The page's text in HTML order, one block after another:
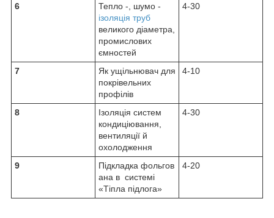
6
Тепло -, шумо -
ізоляція труб
великого діаметра,
промислових
ємностей
4-30
7
Як ущільнювач для
покрівельних
профілів
4-10
8
Ізоляція систем
кондиціювання,
вентиляції й
охолодження
4-30
9
Підкладка фольгов
ана в системі
«Тіпла підлога»
4-20